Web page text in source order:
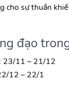
cho sự thuần
đạo
: 23/11 – 21/12
12 – 22/1